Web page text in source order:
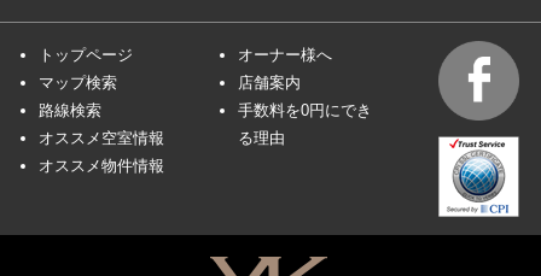
トップページ
マップ検索
路線検索
オススメ空室情報
オススメ物件情報
オーナー様へ
店舗案内
手数料を0円にでき
る理由